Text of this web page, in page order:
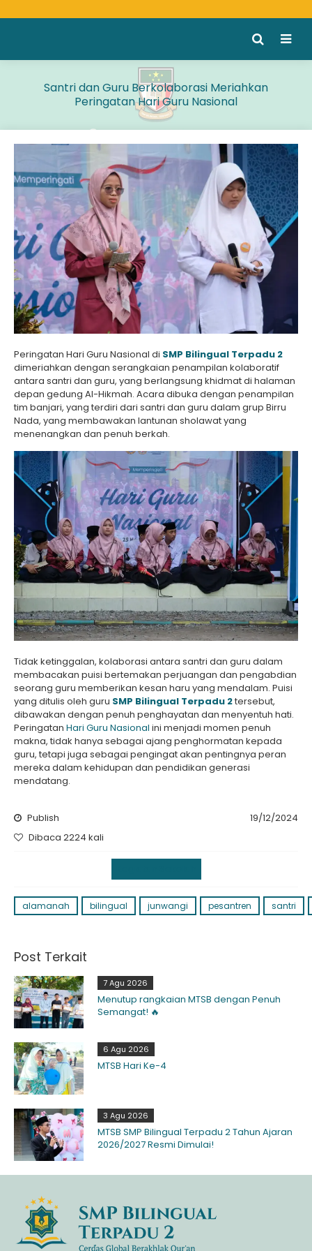
Santri dan Guru Berkolaborasi Meriahkan
Peringatan Hari Guru Nasional
Peringatan Hari Guru Nasional di SMP Bilingual Terpadu 2
dimeriahkan dengan serangkaian penampilan kolaboratif
antara santri dan guru, yang berlangsung khidmat di halaman
depan gedung Al-Hikmah. Acara dibuka dengan penampilan
tim banjari, yang terdiri dari santri dan guru dalam grup Birru
Nada, yang membawakan lantunan sholawat yang
menenangkan dan penuh berkah.
Tidak ketinggalan, kolaborasi antara santri dan guru dalam
membacakan puisi bertemakan perjuangan dan pengabdian
seorang guru memberikan kesan haru yang mendalam. Puisi
yang ditulis oleh guru SMP Bilingual Terpadu 2tersebut,
dibawakan dengan penuh penghayatan dan menyentuh hati.
Peringatan Hari Guru Nasional ini menjadi momen penuh
makna, tidak hanya sebagai ajang penghormatan kepada
guru, tetapi juga sebagai pengingat akan pentingnya peran
mereka dalam kehidupan dan pendidikan generasi
mendatang.
Publish
19/12/2024
Dibaca 2224 kali
alamanah bilingual junwangi pesantren santri
Post Terkait
7 Agu 2026
Menutup rangkaian MTSB dengan Penuh
Semangat! 🔥
6 Agu 2026
MTSB Hari Ke-4
3 Agu 2026
MTSB SMP Bilingual Terpadu 2 Tahun Ajaran
2026/2027 Resmi Dimulai!